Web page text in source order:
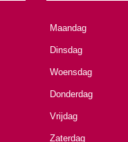
Maandag
Dinsdag
Woensdag
Donderdag
Vrijdag
Zaterdag